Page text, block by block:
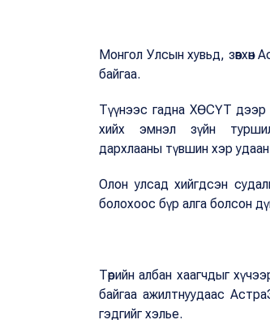
Монгол Улсын хувьд, зөвхөн
байгаа.
Түүнээс гадна ХӨСҮТ дээр
хийх эмнэл зүйн
дархлааны түвшин хэр
Олон улсад хийгдсэн
болохоос бүр алга болсон
Төрийн албан хаагчдыг
байгаа ажилтнуудаас
гэдгийг хэлье.